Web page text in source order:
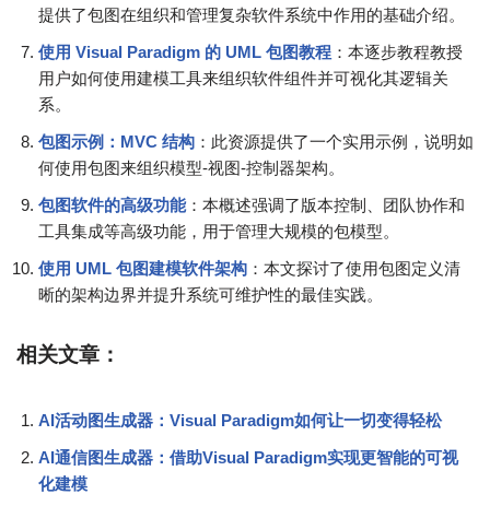
提供了包图在组织和管理复杂软件系统中作用的基础介绍。
使用 Visual Paradigm 的 UML 包图教程 ：本逐步教程教授
用户如何使用建模工具来组织软件组件并可视化其逻辑关
系。
包图示例：MVC 结构 ：此资源提供了一个实用示例，说明如
何使用包图来组织模型-视图-控制器架构。
包图软件的高级功能：本概述强调了版本控制、团队协作和
工具集成等高级功能，用于管理大规模的包模型。
使用 UML 包图建模软件架构 ：本文探讨了使用包图定义清
晰的架构边界并提升系统可维护性的最佳实践。
相关文章：
AI活动图生成器：Visual Paradigm如何让一切变得轻松
AI通信图生成器：借助Visual Paradigm实现更智能的可视
化建模